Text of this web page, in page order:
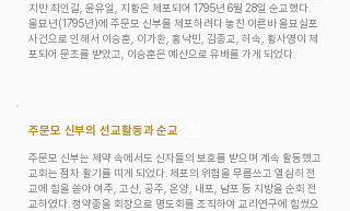
지만 최인길, 윤유일, 지황은 체포되어 1795년 6월 28일 순교했다.
을묘년(1795년)에 주문모 신부를 체포하려다 놓친 이른바 을묘실포
사건으로 인해서 이승훈, 이가환, 홍낙민, 김종교, 허속, 황사영이 체
포되어 문초를 받았고, 이승훈은 예산으로 유배를 가게 되었다.
​김재환
주문모 신부의 선교활동과 순교
주문모 신부는 제약 속에서도 신자들의 보호를 받으며 계속 활동했고
교회는 점차 활기를 띠게 되었다. 체포의 위험을 무릅쓰고 열심히 전
교에 힘을 쏟아 여주, 고산, 공주, 온양, 내포, 남포 등 지방을 순회 전
교하였다. 정약종을 회장으로 명도회를 조직하여 교리연구에 힘썼으